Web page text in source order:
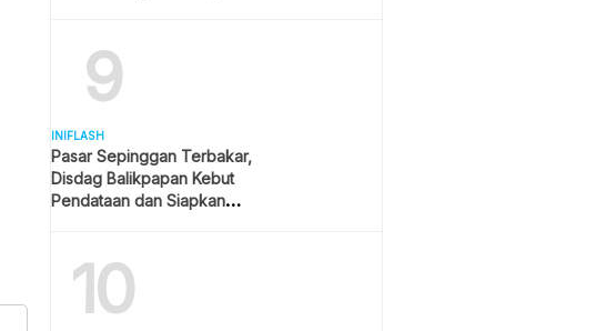
9
INIFLASH
Pasar Sepinggan Terbakar,
Disdag Balikpapan Kebut
Pendataan dan Siapkan
10